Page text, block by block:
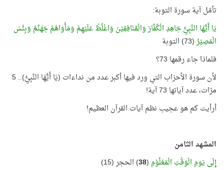
تأمّل آية سورة التوبة:
يَا أَيُّهَا النَّبِيُّ جَاهِدِ الْكُفَّارَ وَالْمُنَافِقِيْنَ وَاغْلُظْ عَلَيْهِمْ وَمَأْوَاهُمْ جَهَنَّمُ وَبِئْسَ
الْمَصِيْرُ(73) التوبة
فلماذا جاء رقمها 73؟
لأن سورة الأحزاب التي ورد فيها أكبر عدد من نداءات (يَا أَيُّهَا النَّبِيُّ).. 5
مرّات، عدد آياتها 73 آية!
أرأيت كم هو عجيب نظم آيات القرآن العظيم!
المشهد الثامن
إِلَى يَومِ الْوَقْتِ الْمَعْلُوْمِ (
38) الحجر (15)